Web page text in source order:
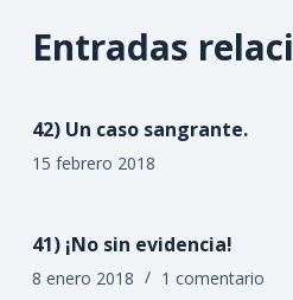
Entradas
42) Un caso sangrante.
15 febrero 2018
41) ¡No sin evidencia!
8 enero 2018 1 comentario